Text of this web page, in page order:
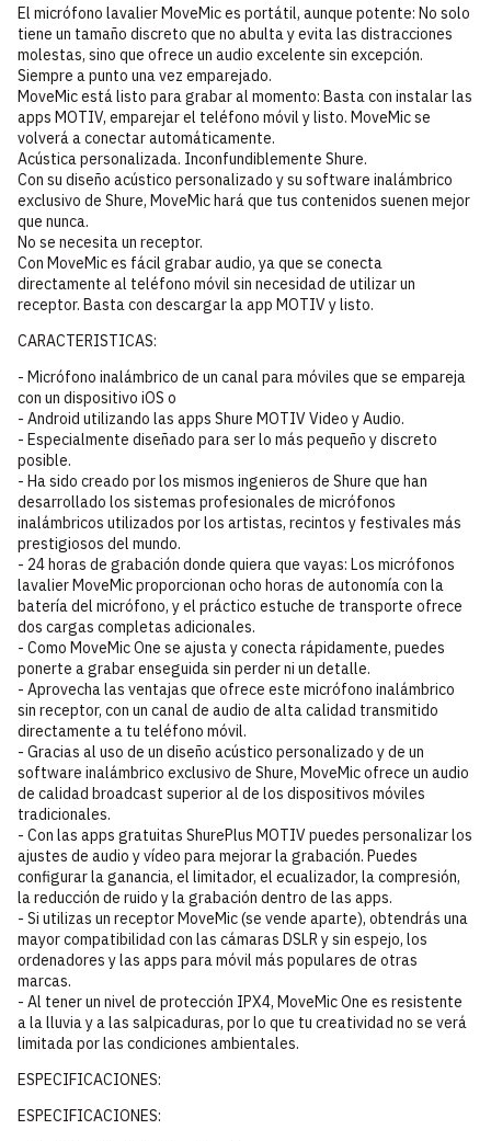
El micrófono lavalier MoveMic es portátil, aunque potente: No solo
tiene un tamaño discreto que no abulta y evita las distracciones
molestas, sino que ofrece un audio excelente sin excepción.
Siempre a punto una vez emparejado.
MoveMic está listo para grabar al momento: Basta con instalar las
apps MOTIV, emparejar el teléfono móvil y listo. MoveMic se
volverá a conectar automáticamente.
Acústica personalizada. Inconfundiblemente Shure.
Con su diseño acústico personalizado y su software inalámbrico
exclusivo de Shure, MoveMic hará que tus contenidos suenen mejor
que nunca.
No se necesita un receptor.
Con MoveMic es fácil grabar audio, ya que se conecta
directamente al teléfono móvil sin necesidad de utilizar un
receptor. Basta con descargar la app MOTIV y listo.
CARACTERISTICAS:
- Micrófono inalámbrico de un canal para móviles que se empareja
con un dispositivo iOS o
- Android utilizando las apps Shure MOTIV Video y Audio.
- Especialmente diseñado para ser lo más pequeño y discreto
posible.
- Ha sido creado por los mismos ingenieros de Shure que han
desarrollado los sistemas profesionales de micrófonos
inalámbricos utilizados por los artistas, recintos y festivales más
prestigiosos del mundo.
- 24 horas de grabación donde quiera que vayas: Los micrófonos
lavalier MoveMic proporcionan ocho horas de autonomía con la
batería del micrófono, y el práctico estuche de transporte ofrece
dos cargas completas adicionales.
- Como MoveMic One se ajusta y conecta rápidamente, puedes
ponerte a grabar enseguida sin perder ni un detalle.
- Aprovecha las ventajas que ofrece este micrófono inalámbrico
sin receptor, con un canal de audio de alta calidad transmitido
directamente a tu teléfono móvil.
- Gracias al uso de un diseño acústico personalizado y de un
software inalámbrico exclusivo de Shure, MoveMic ofrece un audio
de calidad broadcast superior al de los dispositivos móviles
tradicionales.
- Con las apps gratuitas ShurePlus MOTIV puedes personalizar los
ajustes de audio y vídeo para mejorar la grabación. Puedes
configurar la ganancia, el limitador, el ecualizador, la compresión,
la reducción de ruido y la grabación dentro de las apps.
- Si utilizas un receptor MoveMic (se vende aparte), obtendrás una
mayor compatibilidad con las cámaras DSLR y sin espejo, los
ordenadores y las apps para móvil más populares de otras
marcas.
- Al tener un nivel de protección IPX4, MoveMic One es resistente
a la lluvia y a las salpicaduras, por lo que tu creatividad no se verá
limitada por las condiciones ambientales.
ESPECIFICACIONES:
ESPECIFICACIONES: